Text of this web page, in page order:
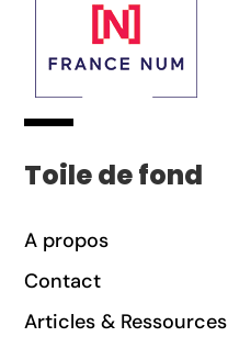
Toile de fond
A propos
Contact
Articles & Ressources